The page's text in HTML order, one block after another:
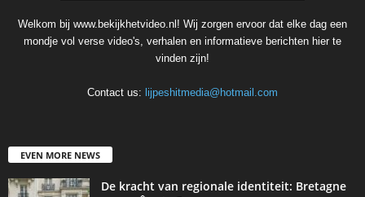
Welkom bij www.bekijkhetvideo.nl! Wij zorgen ervoor dat elke dag een
mondje vol verse video's, verhalen en informatieve berichten hier te
vinden zijn!
Contact us: lijpeshitmedia@hotmail.com
EVEN MORE NEWS
De kracht van regionale identiteit: Bretagne